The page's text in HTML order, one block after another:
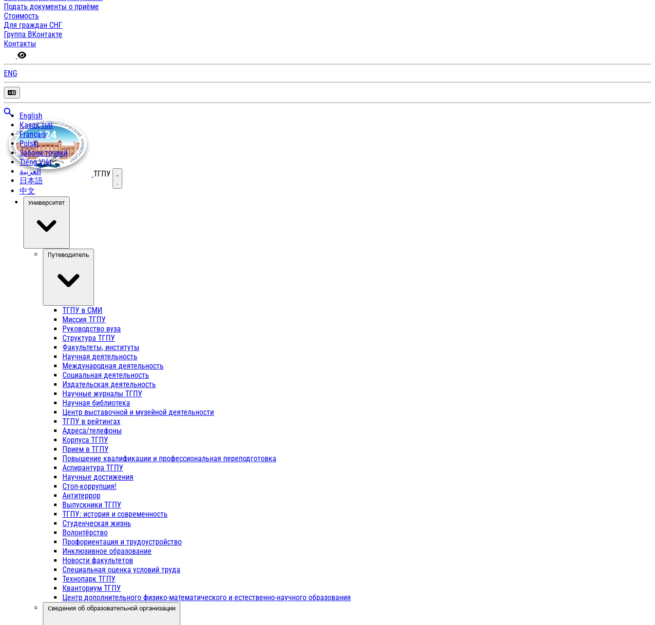
Подать документы о приёме
Стоимость
Для граждан СНГ
Группа ВКонтакте
Контакты
ENG
English
Қазақ тілі
Français
Polski
Забони тоҷикӣ
Tiếng Việt
العربية
日本語
中文
ТГПУ Открыть меню
Университет
Путеводитель
ТГПУ в СМИ
Миссия ТГПУ
Руководство вуза
Структура ТГПУ
Факультеты, институты
Научная деятельность
Международная деятельность
Социальная деятельность
Издательская деятельность
Научные журналы ТГПУ
Научная библиотека
Центр выставочной и музейной деятельности
ТГПУ в рейтингах
Адреса/телефоны
Корпуса ТГПУ
Прием в ТГПУ
Повышение квалификации и профессиональная переподготовка
Аспирантура ТГПУ
Научные достижения
Стоп-коррупция!
Антитеррор
Выпускники ТГПУ
ТГПУ: история и современность
Студенческая жизнь
Волонтёрство
Профориентация и трудоустройство
Инклюзивное образование
Новости факультетов
Специальная оценка условий труда
Технопарк ТГПУ
Кванториум ТГПУ
Центр дополнительного физико-математического и естественно-научного образования
Сведения об образовательной организации